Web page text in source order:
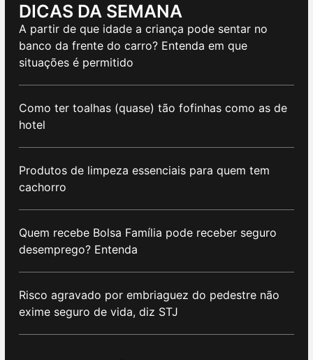
DICAS DA SEMANA
A partir de que idade a criança pode sentar no
banco da frente do carro? Entenda em que
situações é permitido
Como ter toalhas (quase) tão fofinhas como as de
hotel
Produtos de limpeza essenciais para quem tem
cachorro
Quem recebe Bolsa Família pode receber seguro
desemprego? Entenda
Risco agravado por embriaguez do pedestre não
exime seguro de vida, diz STJ